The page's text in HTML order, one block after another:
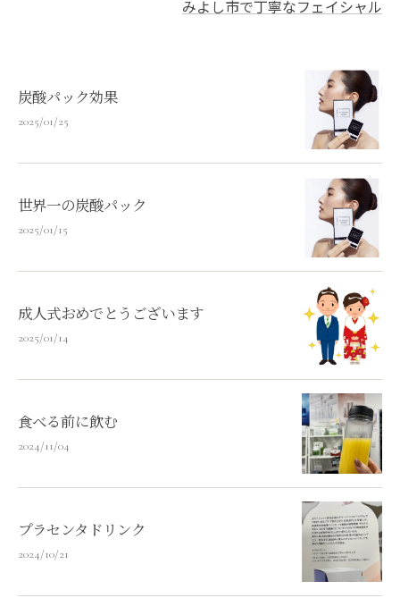
みよし市で丁寧なフェイシャル
炭酸パック効果
2025/01/25
世界一の炭酸パック
2025/01/15
成人式おめでとうございます
2025/01/14
食べる前に飲む
2024/11/04
プラセンタドリンク
2024/10/21